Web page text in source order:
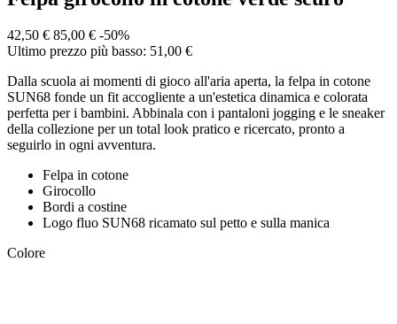
42,50 € 85,00 € -50%
Ultimo prezzo più basso: 51,00 €
Dalla scuola ai momenti di gioco all'aria aperta, la felpa in cotone
SUN68 fonde un fit accogliente a un'estetica dinamica e colorata
perfetta per i bambini. Abbinala con i pantaloni jogging e le sneaker
della collezione per un total look pratico e ricercato, pronto a
seguirlo in ogni avventura.
Felpa in cotone
Girocollo
Bordi a costine
Logo fluo SUN68 ricamato sul petto e sulla manica
Colore